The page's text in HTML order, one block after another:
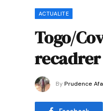
ACTUALITE
Togo/
recadrer
ByPrudence